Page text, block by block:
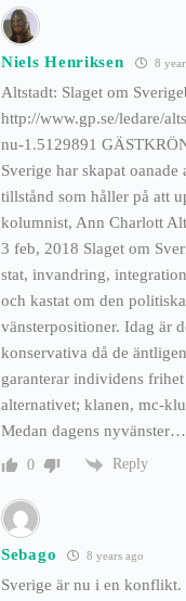
Niels Henriksen 8
Altstadt: Slaget om
http://www.gp.se/ledare/
nu-1.5129891
Sverige har skapat
tillstånd som håller på att
kolumnist, Ann Charlott
3 feb, 2018 Slaget om
stat, invandring,
och kastat om den
vänsterpositioner. Idag är
konservativa då de
garanterar individens
alternativet; klanen, mc-
Medan dagens nyvänster…
0 Reply
Sebago 8 years ago
Sverige är nu i en konflikt.